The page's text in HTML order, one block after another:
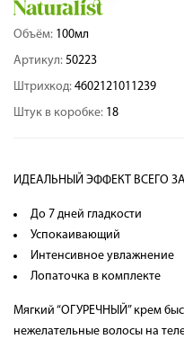
Объём: 100мл
Артикул: 50223
Штрихкод: 4602121011239
Штук в коробке: 18
ИДЕАЛЬНЫЙ ЭФФЕКТ ВСЕГО
До 7 дней гладкости
Успокаивающий
Интенсивное увлажнение
Лопаточка в комплекте
Мягкий “ОГУРЕЧНЫЙ” крем
нежелательные волосы на